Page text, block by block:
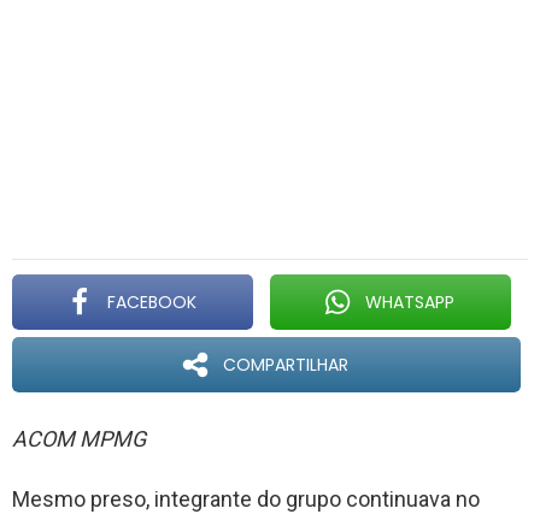
FACEBOOK WHATSAPP
COMPARTILHAR
ACOM MPMG
Mesmo preso, integrante do grupo continuava no